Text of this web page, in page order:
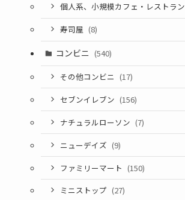
個人系、小規模カフェ・レストラン
寿司屋 (8)
コンビニ (540)
その他コンビニ (17)
セブンイレブン (156)
ナチュラルローソン (7)
ニューデイズ (9)
ファミリーマート (150)
ミニストップ (27)